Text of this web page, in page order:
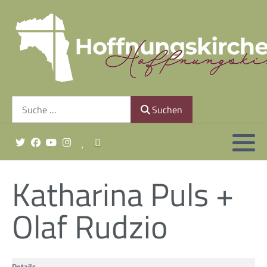
Suchen
Katharina Puls +
Olaf Rudzio
Gottesdienst sonntags um 10:30 Uhr
Minis & Co.
Gemeindeleitung
Finanzierung